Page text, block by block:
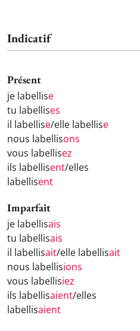
Indicatif
Présent
je labellise
tu labellises
il labellise/elle labellise
nous labellisons
vous labellisez
ils labellisent/elles
labellisent
Imparfait
je labellisais
tu labellisais
il labellisait/elle labellisait
nous labellisions
vous labellisiez
ils labellisaient/elles
labellisaient